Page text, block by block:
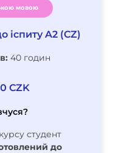
мовою
іспиту A2 (CZ)
40 годин
CZK
студент
до